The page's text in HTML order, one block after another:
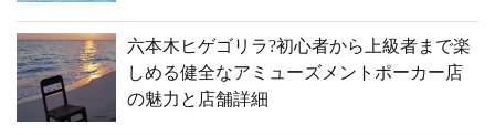
六本木ヒゲゴリラ?初心者から上級者まで楽
しめる健全なアミューズメントポーカー店
の魅力と店舗詳細